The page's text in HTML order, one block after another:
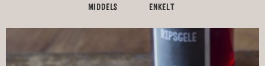
MIDDELS ENKELT